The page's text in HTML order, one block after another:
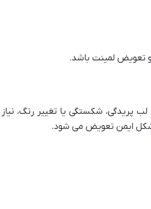
و تعویض لمینت باشد.
پریدگی، شکستگی یا تغییر رنگ،